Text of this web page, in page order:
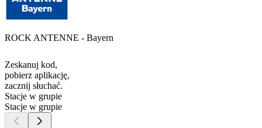
ROCK ANTENNE - Bayern
Zeskanuj kod,
pobierz aplikację,
zacznij słuchać.
Stacje w grupie
Stacje w grupie